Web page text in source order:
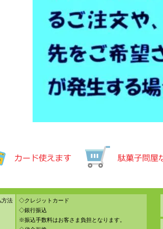
方法
◇クレジットカード
◇銀行振込
※振込手数料はお客さま負担となります。